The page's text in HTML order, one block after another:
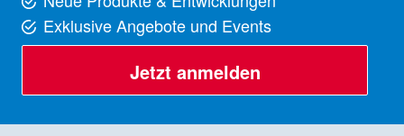
Exklusive Angebote und Events
Jetzt anmelden